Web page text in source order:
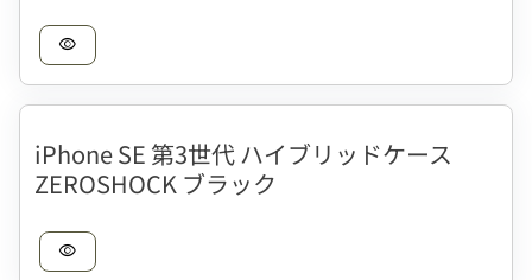
visibility
iPhone SE 第3世代 ハイブリッドケース
ZEROSHOCK ブラック
visibility